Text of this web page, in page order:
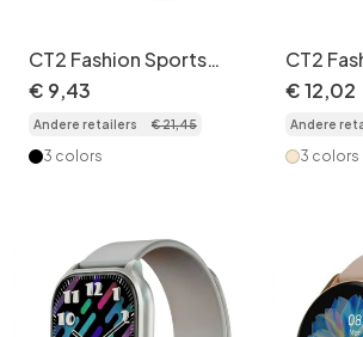
CT2 Fashion Sports
Smartwatch met HD-
scherm en
gezondheidsmonitor -
Siliconen horlogeband
€ 9,43
Andere retailers €21,45
3 colors
CT2
scherm
€12,02
Andere
3 colors